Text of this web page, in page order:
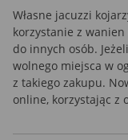
Własne jacuzzi
korzystanie z
do innych osób.
wolnego miejsca w
z takiego zakupu.
online, korzystając z